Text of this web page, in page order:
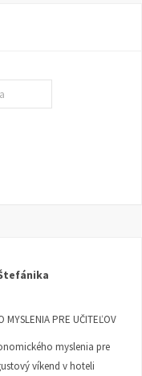
MYSLENIA PRE UČITEĽOV
myslenia pre
víkend v hoteli